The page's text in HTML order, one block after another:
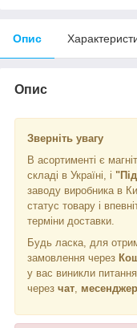
Опис
Опис
Зверніть увагу
В асортименті є
складі в Україні, і
заводу виробника в
статус товару і
терміни доставки.
Будь ласка, для
замовлення через
у вас виникли
через чат